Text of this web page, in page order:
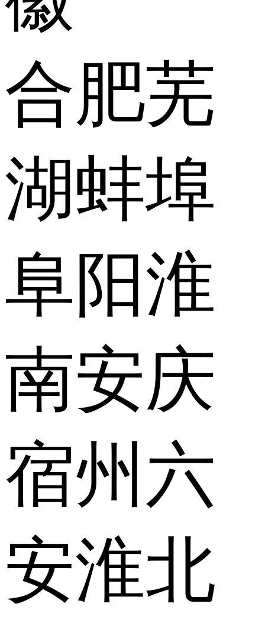
合肥芜
湖蚌埠
阜阳淮
南安庆
宿州 六
安淮北